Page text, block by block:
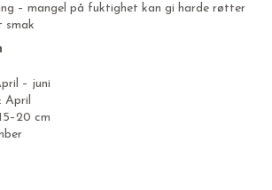
– mangel på fuktighet kan gi harde røtter
smak
– juni
cm